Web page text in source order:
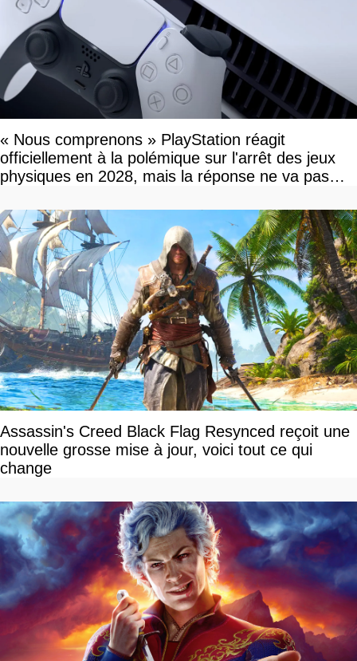
« Nous comprenons » PlayStation réagit
officiellement à la polémique sur l'arrêt des jeux
physiques en 2028, mais la réponse ne va pas
Assassin's Creed Black Flag Resynced reçoit une
nouvelle grosse mise à jour, voici tout ce qui
change